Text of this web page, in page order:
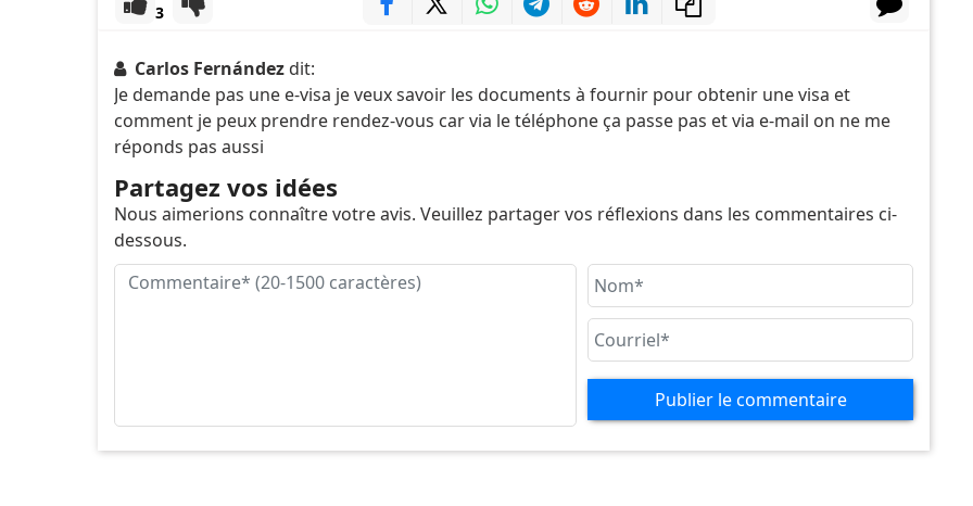
3
Carlos Fernández dit:
Je demande pas une e-visa je veux savoir les documents à fournir pour obtenir une visa et
comment je peux prendre rendez-vous car via le téléphone ça passe pas et via e-mail on ne me
réponds pas aussi
Partagez vos idées
Nous aimerions connaître votre avis. Veuillez partager vos réflexions dans les commentaires ci-
dessous.
Publier le commentaire